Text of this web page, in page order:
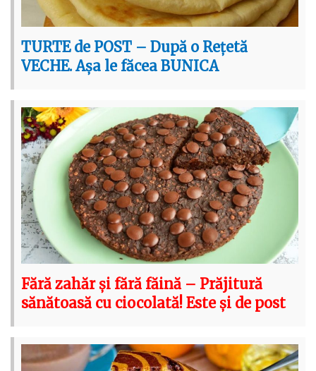
TURTE de POST – După o Rețetă
VECHE. Așa le făcea BUNICA
Fără zahăr și fără făină – Prăjitură
sănătoasă cu ciocolată! Este și de post